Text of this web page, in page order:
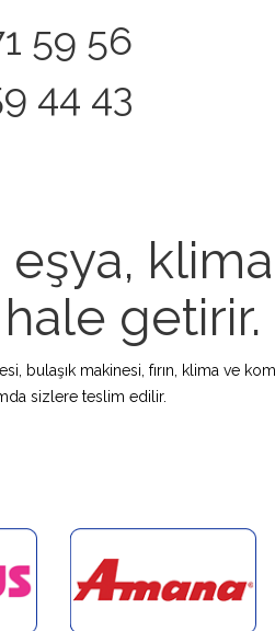
59 56
44 43
eşya,
getirir.
bulaşık makinesi, fırın, klima ve
sizlere teslim edilir.